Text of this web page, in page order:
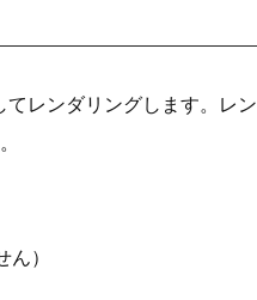
レンダリングします。レン
）